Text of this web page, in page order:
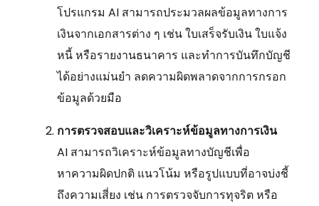
โปรแกรม AI สามารถประมวลผลข้อมูลทางการ
เงินจากเอกสารต่าง ๆ เช่น ใบเสร็จรับเงิน ใบแจ้ง
หนี้ หรือรายงานธนาคาร และทำการบันทึกบัญชี
ได้อย่างแม่นยำ ลดความผิดพลาดจากการกรอก
ข้อมูลด้วยมือ
การตรวจสอบและวิเคราะห์ข้อมูลทางการเงิน
AI สามารถวิเคราะห์ข้อมูลทางบัญชีเพื่อ
หาความผิดปกติ แนวโน้ม หรือรูปแบบที่อาจบ่งชี้
ถึงความเสี่ยง เช่น การตรวจจับการทุจริต หรือ